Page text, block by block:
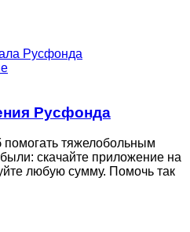
Русфонда
Русфонда
тяжелобольным
скачайте приложение на
любую сумму. Помочь так